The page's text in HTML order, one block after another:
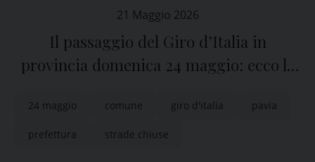
21 Maggio 2026
Il passaggio del Giro d’Italia in
provincia domenica 24 maggio: ecco le
24 maggio comune giro d'italia pavia
prefettura strade chiuse